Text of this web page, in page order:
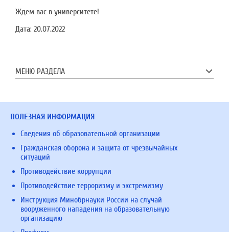
Ждем вас в университете!
Дата: 20.07.2022
МЕНЮ РАЗДЕЛА
ПОЛЕЗНАЯ ИНФОРМАЦИЯ
Сведения об образовательной организации
Гражданская оборона и защита от чрезвычайных
ситуаций
Противодействие коррупции
Противодействие терроризму и экстремизму
Инструкция Минобрнауки России на случай
вооруженного нападения на образовательную
организацию